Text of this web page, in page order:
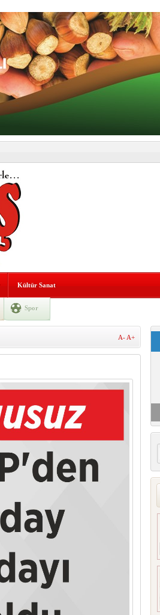
Kültür Sanat
Spor
A- A+